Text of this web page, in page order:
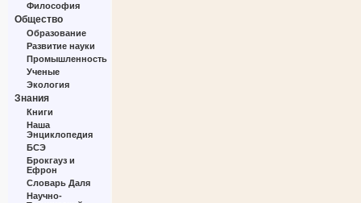
Философия
Общество
Образование
Развитие науки
Промышленность
Ученые
Экология
Знания
Книги
Наша
Энциклопедия
БСЭ
Брокгауз и
Ефрон
Словарь Даля
Научно-